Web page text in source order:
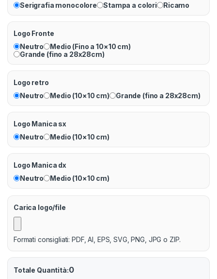
Serigrafia monocolore
Stampa a colori Ricamo
Logo Fronte
Neutro
Medio (Fino a 10×10 cm)
Grande (fino a 28x28cm)
Logo retro
Neutro
Medio (10×10 cm) Grande (fino a 28x28cm)
Logo Manica sx
Neutro
Medio (10×10 cm)
Logo Manica dx
Neutro
Medio (10×10 cm)
Carica logo/file
Formati consigliati: PDF, AI, EPS, SVG, PNG, JPG o ZIP.
Totale Quantità:0